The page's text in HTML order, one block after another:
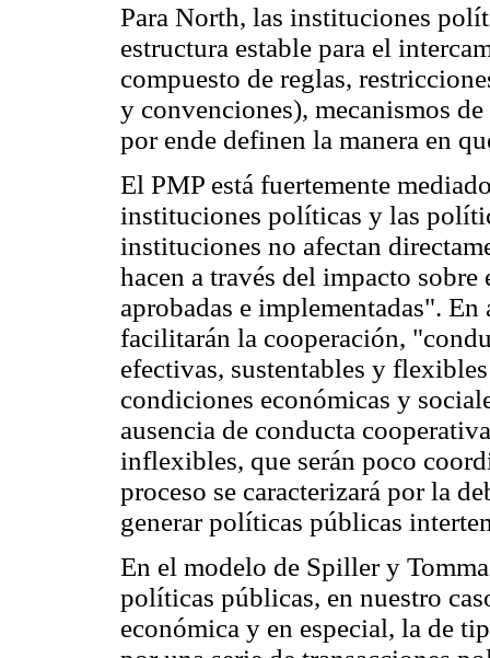
Para North, las instituciones
estructura estable para el
compuesto de reglas,
y convenciones), mecanismos
por ende definen la manera en
El PMP está fuertemente
instituciones políticas y las
instituciones no afectan
hacen a través del impacto
aprobadas e implementadas".
facilitarán la cooperación,
efectivas, sustentables y
condiciones económicas y
ausencia de conducta
inflexibles, que serán poco
proceso se caracterizará por la
generar políticas públicas
En el modelo de Spiller y
políticas públicas, en nuestro
económica y en especial, la de